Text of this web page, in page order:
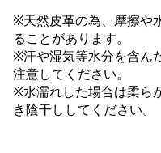
※天然皮革の為、摩擦や
ることがあります。
※汗や湿気等水分を含ん
注意してください。
※水濡れした場合は柔ら
き陰干ししてください。